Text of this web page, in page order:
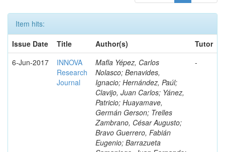
Item hits:
Issue Date
Title Author(s)
Tutor
6-Jun-2017
INNOVA
Research
Journal
Mafla Yépez, Carlos
Nolasco; Benavides,
Ignacio; Hernández, Paúl;
Clavijo, Juan Carlos; Yánez,
Patricio; Huayamave,
Germán Gerson; Trelles
Zambrano, César Augusto;
Bravo Guerrero, Fabián
Eugenio; Barrazueta
-